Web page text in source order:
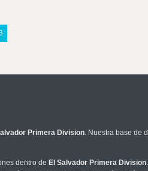
Primera Division. Nuestra base de
dentro de El Salvador Primera Division